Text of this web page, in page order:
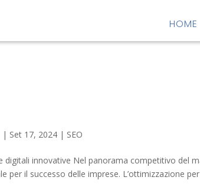
HOME
| Set 17, 2024 | SEO
digitali innovative Nel panorama competitivo del
per il successo delle imprese. L’ottimizzazione